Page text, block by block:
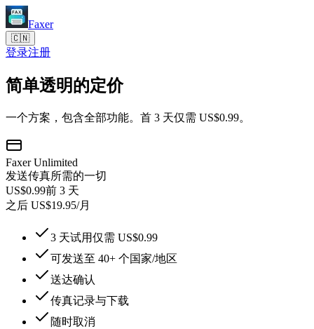
Faxer
🇨🇳
登录注册
简单透明的定价
一个方案，包含全部功能。首 3 天仅需 US$0.99。
Faxer Unlimited
发送传真所需的一切
US$0.99前 3 天
之后 US$19.95/月
3 天试用仅需 US$0.99
可发送至 40+ 个国家/地区
送达确认
传真记录与下载
随时取消